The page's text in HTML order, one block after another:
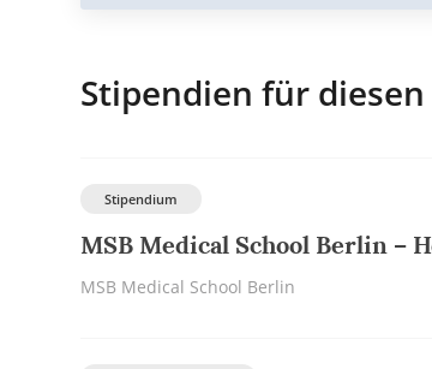
Stipendien für
Stipendium
MSB Medical School Berlin –
MSB Medical School Berlin